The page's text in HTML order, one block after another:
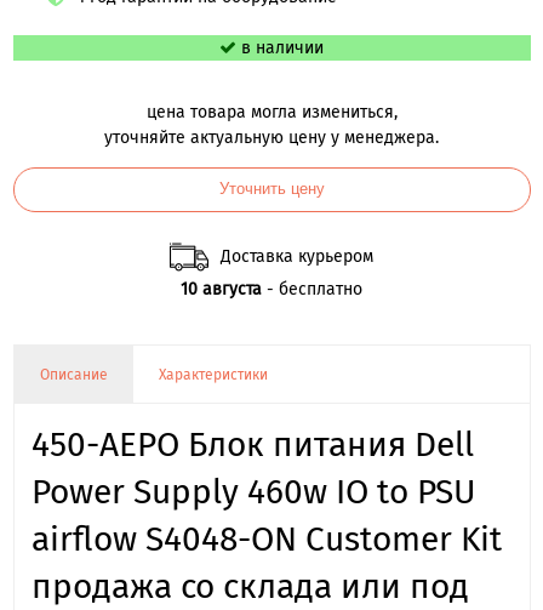
в наличии
цена товара могла измениться,
уточняйте актуальную цену у менеджера.
Уточнить цену
Доставка курьером
10 августа - бесплатно
Описание Характеристики
450-AEPO Блок питания Dell
Power Supply 460w IO to PSU
airflow S4048-ON Customer Kit
продажа со склада или под